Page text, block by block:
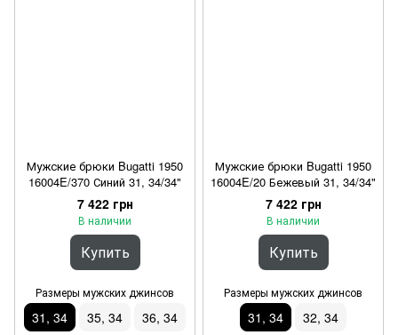
Мужские брюки Bugatti 1950
16004E/370 Синий 31, 34/34"
7 422 грн
В наличии
Купить
Размеры мужских джинсов
31, 34 35, 34 36, 34
Мужские брюки Bugatti 1950
16004E/20 Бежевый 31, 34/34"
7 422 грн
В наличии
Купить
Размеры мужских джинсов
31, 34 32, 34